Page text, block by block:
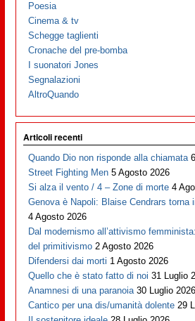
Poesia
Cinema & tv
Schegge taglienti
Cronache del pre-bomba
I suonatori Jones
Segnalazioni
AltroQuando
Articoli recenti
Quando Dio non risponde alla chiamata
Street Fighting Men 5 Agosto 2026
Si alza il vento / 4 – Zone di morte 4
Genova è Napoli: Blaise Cendrars
4 Agosto 2026
Dal modernismo all’attivismo
del primitivismo 2 Agosto 2026
Difendersi dai morti 1 Agosto 2026
Quello che è stato fatto di noi 31 Luglio
Anamnesi di una paranoia 30 Luglio 2026
Cantico per una dis/umanità dolente 29